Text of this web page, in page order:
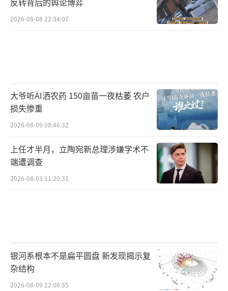
2026-08-08 22:34:07
大爷听AI洒农药 150亩苗一夜枯萎 农户
损失惨重
2026-08-09 08:46:32
上任才半月，立陶宛新总理涉嫌学术不
端遭调查
2026-08-03 11:20:31
银河系根本不是扁平圆盘 新发现揭示复
杂结构
2026-08-09 12:06:35